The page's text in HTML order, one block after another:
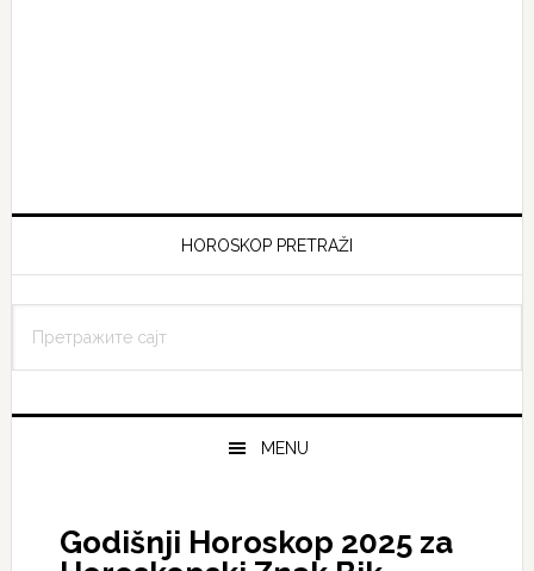
HOROSKOP PRETRAŽI
сајт
MENU
Godišnji Horoskop 2025 za